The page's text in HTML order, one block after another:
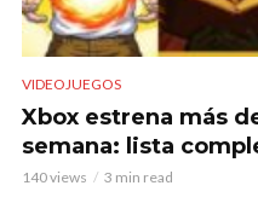
VIDEOJUEGOS
Xbox estrena más
semana: lista
140 views 3 min read